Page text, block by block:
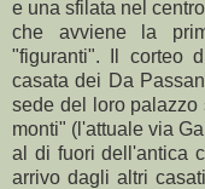
e una sfilata nel
che avviene la
"figuranti". Il corteo
casata dei Da
sede del loro palazzo
monti" (l'attuale via
al di fuori dell'antica
arrivo dagli altri